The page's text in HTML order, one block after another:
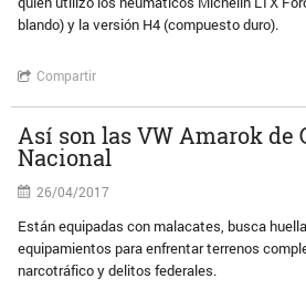
blando) y la versión H4 (compuesto duro).
Compartir
Así son las VW Amarok de
Nacional
26/04/2017
Están equipadas con malacates, busca
equipamientos para enfrentar terrenos
narcotráfico y delitos federales.